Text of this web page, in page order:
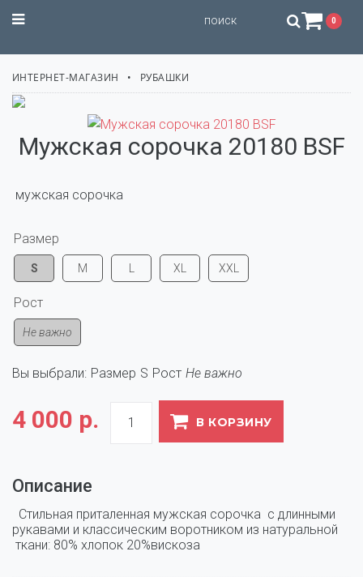
STILISSIMO 0
ИНТЕРНЕТ-МАГАЗИН РУБАШКИ
Мужская сорочка 20180 BSF
мужская сорочка
Размер
S M XL XXL
Рост
Не важно
Вы выбрали: Размер S Рост Не важно
4 000 р. В КОРЗИНУ
Описание
Стильная приталенная мужская сорочка  с длинными
рукавами и классическим воротником из натуральной
ткани: 80% хлопок 20%вискоза